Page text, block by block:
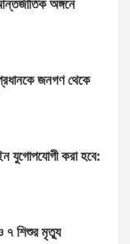
অঙ্গনে
জনগণ থেকে
যুগোপযোগী করা হবে:
৭ শিশুর মৃত্যু